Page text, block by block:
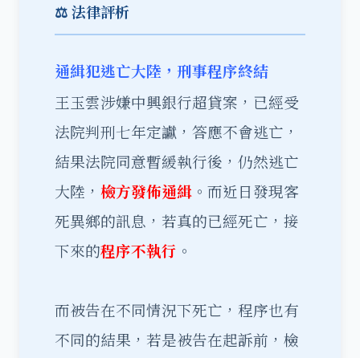
⚖️ 法律評析
通緝犯逃亡大陸，刑事程序終結
王玉雲涉嫌中興銀行超貸案，已經受
法院判刑七年定讞，答應不會逃亡，
結果法院同意暫緩執行後，仍然逃亡
大陸， 檢方發佈通緝 。而近日發現客
死異鄉的訊息，若真的已經死亡，接
下來的程序不執行 。
而被告在不同情況下死亡，程序也有
不同的結果，若是被告在起訴前，檢